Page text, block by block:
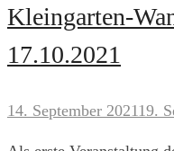
November
Kleingarten-
17.10.2021
14. September 202119.